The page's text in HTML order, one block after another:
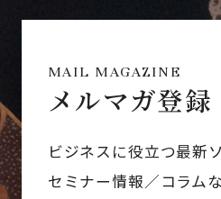
MAIL MAGAZINE
メルマガ登録
ビジネスに役立つ最新
セミナー情報／コラム